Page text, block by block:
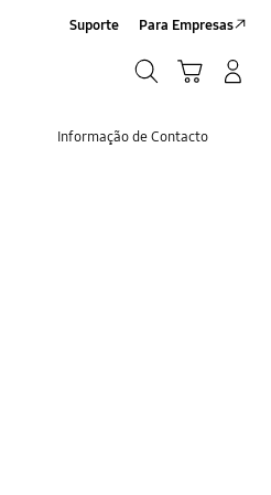
Suporte Para Empresas
Informação de Contacto